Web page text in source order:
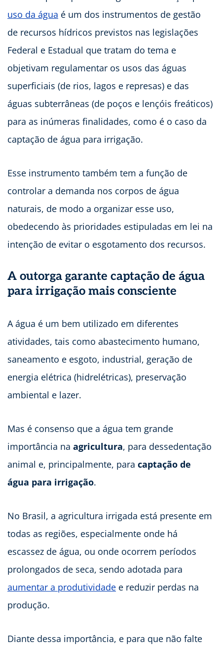
uso da água é um dos instrumentos de gestão
de recursos hídricos previstos nas legislações
Federal e Estadual que tratam do tema e
objetivam regulamentar os usos das águas
superficiais (de rios, lagos e represas) e das
águas subterrâneas (de poços e lençóis freáticos)
para as inúmeras finalidades, como é o caso da
captação de água para irrigação.
Esse instrumento também tem a função de
controlar a demanda nos corpos de água
naturais, de modo a organizar esse uso,
obedecendo às prioridades estipuladas em lei na
intenção de evitar o esgotamento dos recursos.
A outorga garante captação de água
para irrigação mais consciente
A água é um bem utilizado em diferentes
atividades, tais como abastecimento humano,
saneamento e esgoto, industrial, geração de
energia elétrica (hidrelétricas), preservação
ambiental e lazer.
Mas é consenso que a água tem grande
importância na agricultura, para dessedentação
animal e, principalmente, para captação de
água para irrigação.
No Brasil, a agricultura irrigada está presente em
todas as regiões, especialmente onde há
escassez de água, ou onde ocorrem períodos
prolongados de seca, sendo adotada para
aumentar a produtividade e reduzir perdas na
produção.
Diante dessa importância, e para que não falte